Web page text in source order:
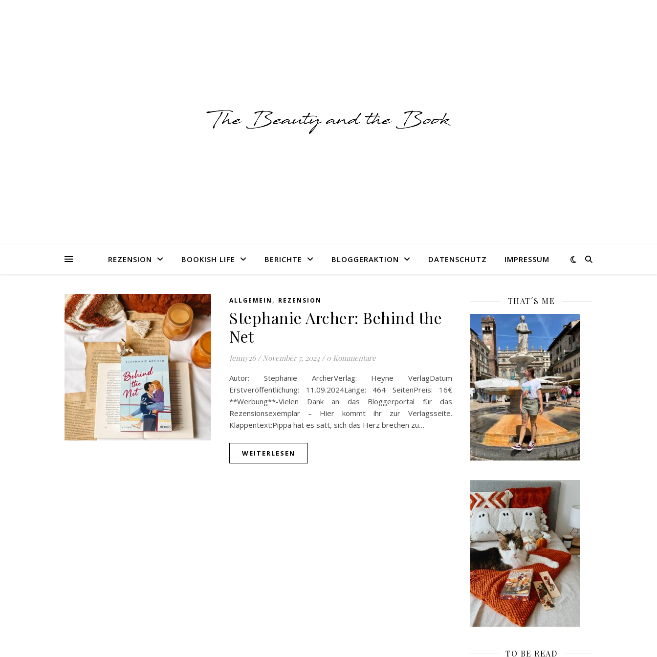
REZENSION BOOKISH LIFE BERICHTE BLOGGERAKTION DATENSCHUTZ IMPRESSUM
ALLGEMEIN , REZENSION
Stephanie Archer: Behind the
Net
Jenny26 / November 7, 2024 / 0 Kommentare
Autor: Stephanie ArcherVerlag: Heyne VerlagDatum
Erstveröffentlichung: 11.09.2024Länge: 464 SeitenPreis: 16€
**Werbung**-Vielen Dank an das Bloggerportal für das
Rezensionsexemplar – Hier kommt ihr zur Verlagsseite.
Klappentext:Pippa hat es satt, sich das Herz brechen zu…
WEITERLESEN
THAT´S ME
TO BE READ